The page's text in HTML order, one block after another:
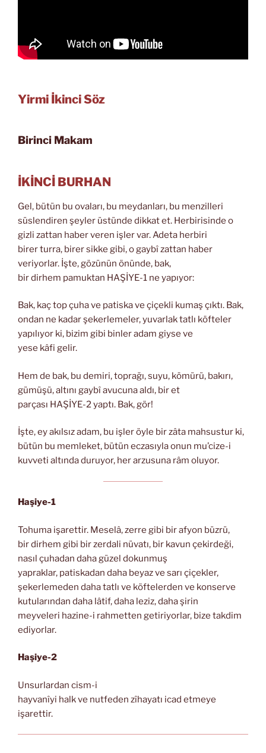
Yirmi İkinci Söz
Birinci Makam
İKİNCİ BURHAN
Gel, bütün bu ovaları, bu meydanları, bu menzilleri
süslendiren şeyler üstünde dikkat et. Herbirisinde o
gizli zattan haber veren işler var. Adeta herbiri
birer turra, birer sikke gibi, o gaybî zattan haber
veriyorlar. İşte, gözünün önünde, bak,
bir dirhem pamuktan HAŞİYE-1 ne yapıyor:
Bak, kaç top çuha ve patiska ve çiçekli kumaş çıktı. Bak,
ondan ne kadar şekerlemeler, yuvarlak tatlı köfteler
yapılıyor ki, bizim gibi binler adam giyse ve
yese kâfi gelir.
Hem de bak, bu demiri, toprağı, suyu, kömürü, bakırı,
gümüşü, altını gaybî avucuna aldı, bir et
parçası HAŞİYE-2 yaptı. Bak, gör!
İşte, ey akılsız adam, bu işler öyle bir zâta mahsustur ki,
bütün bu memleket, bütün eczasıyla onun mu’cize-i
kuvveti altında duruyor, her arzusuna râm oluyor.
Haşiye-1
Tohuma işarettir. Meselâ, zerre gibi bir afyon büzrü,
bir dirhem gibi bir zerdali nüvatı, bir kavun çekirdeği,
nasıl çuhadan daha güzel dokunmuş
yapraklar, patiskadan daha beyaz ve sarı çiçekler,
şekerlemeden daha tatlı ve köftelerden ve konserve
kutularından daha lâtif, daha leziz, daha şirin
meyveleri hazine-i rahmetten getiriyorlar, bize takdim
ediyorlar.
Haşiye-2
Unsurlardan cism-i
hayvanîyi halk ve nutfeden zîhayatı icad etmeye
işarettir.